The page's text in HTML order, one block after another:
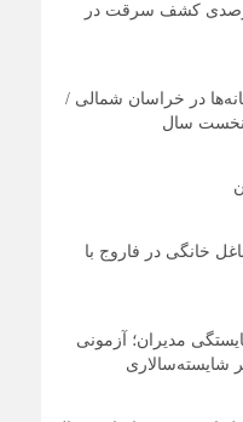
مواد مخدر و رشد ۶۸ درصدی کشف سرقت در
در خراسان شمالی /
خانگی در فاروج با
مدیران؛ آزمونی
شایسته‌سالاری